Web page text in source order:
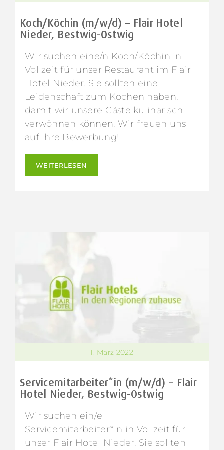
Koch/Köchin (m/w/d) – Flair Hotel
Nieder, Bestwig-Ostwig
Wir suchen eine/n Koch/Köchin in
Vollzeit für unser Restaurant im Flair
Hotel Nieder. Sie sollten eine
Leidenschaft zum Kochen haben,
damit wir unsere Gäste kulinarisch
verwöhnen können. Wir freuen uns
auf Ihre Bewerbung!
WEITERLESEN
1. März 2022
Servicemitarbeiter*in (m/w/d) – Flair
Hotel Nieder, Bestwig-Ostwig
Wir suchen ein/e
Servicemitarbeiter*in in Vollzeit für
unser Flair Hotel Nieder. Sie sollten